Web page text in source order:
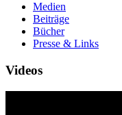
Medien
Beiträge
Bücher
Presse & Links
Videos